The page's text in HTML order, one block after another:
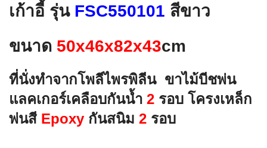
เก้าอี้ รุ่น FSC550101 สีขาว
ขนาด 50x46x82x43cm
ที่นั่งทำจากโพลีไพรพิลีน ขาไม้บีชพ่น
แลคเกอร์เคลือบกันน้ำ 2 รอบ โครงเหล็ก
พ่นสี Epoxy กันสนิม 2 รอบ